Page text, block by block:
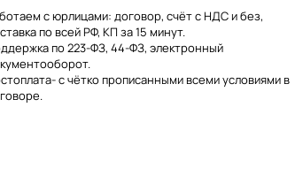
с юрлицами: договор, счёт с НДС и без,
по всей РФ, КП за 15 минут.
по 223-ФЗ, 44-ФЗ, электронный
с чётко прописанными всеми условиями в